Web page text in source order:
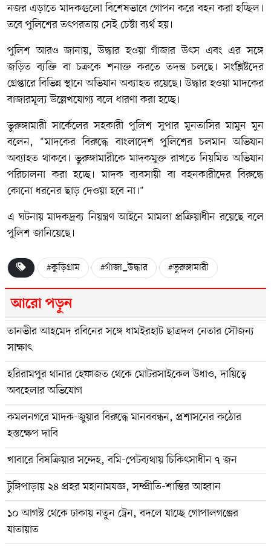
নজর এড়াতে মাদকগুলো বিশেষভাবে গোপন করে বহন করা হচ্ছিল।
তবে পুলিশের তৎপরতায় সেই চেষ্টা ব্যর্থ হয়।
পুলিশ আরও জানায়, উদ্ধার হওয়া গাঁজার উৎস এবং এর সঙ্গে
জড়িত ব্যক্তি বা চক্রকে শনাক্ত করতে তদন্ত চলছে। সংশ্লিষ্টদের
গ্রেপ্তারে বিভিন্ন স্থানে অভিযান অব্যাহত রয়েছে। উদ্ধার হওয়া মাদকের
বাজারমূল্য উল্লেখযোগ্য বলে ধারণা করা হচ্ছে।
ভুরুঙ্গামারী সার্কেলের সহকারী পুলিশ সুপার মুনতাসির মামুন মুন
বলেন, "মাদকের বিরুদ্ধে বাংলাদেশ পুলিশের চলমান অভিযান
অব্যাহত থাকবে। ভুরুঙ্গামারীকে মাদকমুক্ত রাখতে নিয়মিত অভিযান
পরিচালনা করা হচ্ছে। মাদক ব্যবসায়ী বা বহনকারীদের বিরুদ্ধে
কোনো ধরনের ছাড় দেওয়া হবে না।"
এ ঘটনায় মাদকদ্রব্য নিয়ন্ত্রণ আইনে মামলা প্রক্রিয়াধীন রয়েছে বলে
পুলিশ জানিয়েছে।
#কুড়িগ্রাম #গাঁজা_উদ্ধার #ভুরুঙ্গামারী
আরো পড়ুন
তানভীর আহমেদ রবিনের সঙ্গে ধামইরহাট ছাত্রদল নেতার সৌজন্য
সাক্ষাৎ
হরিরামপুর থানার হেফাজত থেকে মোটরসাইকেল উধাও, দায়িত্বে
অবহেলার অভিযোগ
কমলনগরে মাদক-জুয়ার বিরুদ্ধে মানববন্ধন, প্রশাসনের কঠোর
হস্তক্ষেপ দাবি
খাবারে বিষক্রিয়ার সন্দেহ, বমি-পেটব্যথায় চিকিৎসাধীন ৭ জন
টুঙ্গিপাড়ায় ২৪ প্রহর মহানামযজ্ঞ, সম্প্রীতি-শান্তির আহ্বান
১০ আগস্ট থেকে ঢাকায় নতুন ট্রেন, বদলে যাচ্ছে গোপালগঞ্জের
যাতায়াত